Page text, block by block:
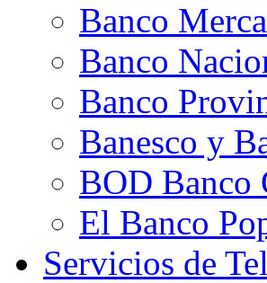
Banco
Banco
Banco
Banesco y
BOD Banco
El Banco
Servicios de